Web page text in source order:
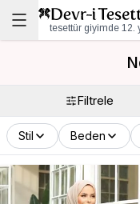
tesettür giyimde 12.
Filtrele
Stil Beden